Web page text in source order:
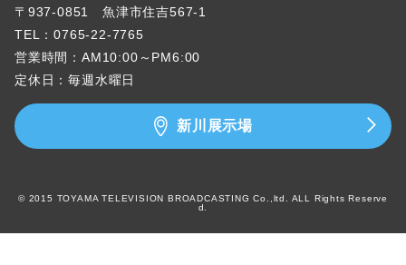
〒937-0851 魚津市住吉567-1
TEL：0765-22-7765
営業時間：AM10:00～PM6:00
定休日：毎週水曜日
新川展示場
© 2015 TOYAMA TELEVISION BROADCASTING Co.,ltd. ALL Rights Reserve
d.